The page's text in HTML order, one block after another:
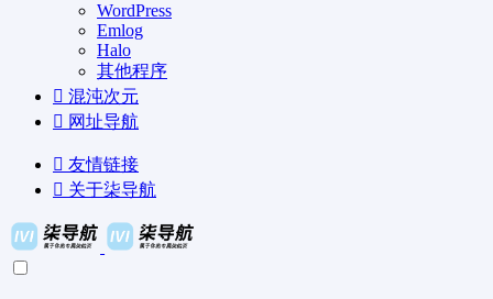
WordPress
Emlog
Halo
其他程序
混沌次元
网址导航
友情链接
关于柒导航